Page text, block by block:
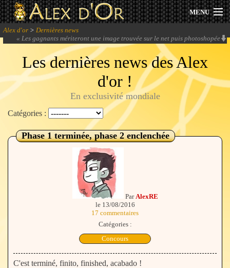
MENU
Actualités
Session 2026
Archives
Forum
Communauté
Alex d'or > Dernières news
« Les gagnants mériteront une image trouvée sur le net puis photoshopée
comme award. Trop cool !
Les dernières news des Alex
d'or !
En exclusivité mondiale
Catégories :
Phase 1 terminée, phase 2 enclenchée
ParAlexRE
le 13/08/2016
17 commentaires
Catégories :
Concours
C'est terminé, finito, finished, acabado !